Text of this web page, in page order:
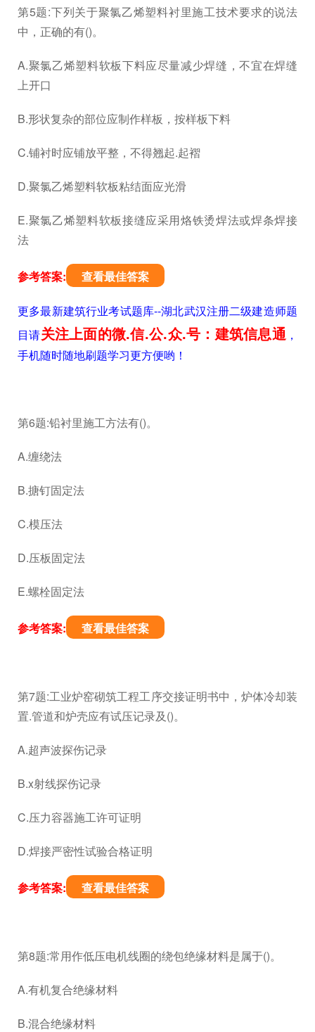
第5题:下列关于聚氯乙烯塑料衬里施工技术要求的说法
中，正确的有()。
A.聚氯乙烯塑料软板下料应尽量减少焊缝，不宜在焊缝
上开口
B.形状复杂的部位应制作样板，按样板下料
C.铺衬时应铺放平整，不得翘起.起褶
D.聚氯乙烯塑料软板粘结面应光滑
E.聚氯乙烯塑料软板接缝应采用烙铁烫焊法或焊条焊接
法
参考答案: 查看最佳答案
更多最新建筑行业考试题库--湖北武汉注册二级建造师题
目请关注上面的微.信.公.众.号：建筑信息通，
手机随时随地刷题学习更方便哟！
第6题:铅衬里施工方法有()。
A.缠绕法
B.搪钉固定法
C.模压法
D.压板固定法
E.螺栓固定法
参考答案: 查看最佳答案
第7题:工业炉窑砌筑工程工序交接证明书中，炉体冷却装
置.管道和炉壳应有试压记录及()。
A.超声波探伤记录
B.x射线探伤记录
C.压力容器施工许可证明
D.焊接严密性试验合格证明
参考答案: 查看最佳答案
第8题:常用作低压电机线圈的绕包绝缘材料是属于()。
A.有机复合绝缘材料
B.混合绝缘材料